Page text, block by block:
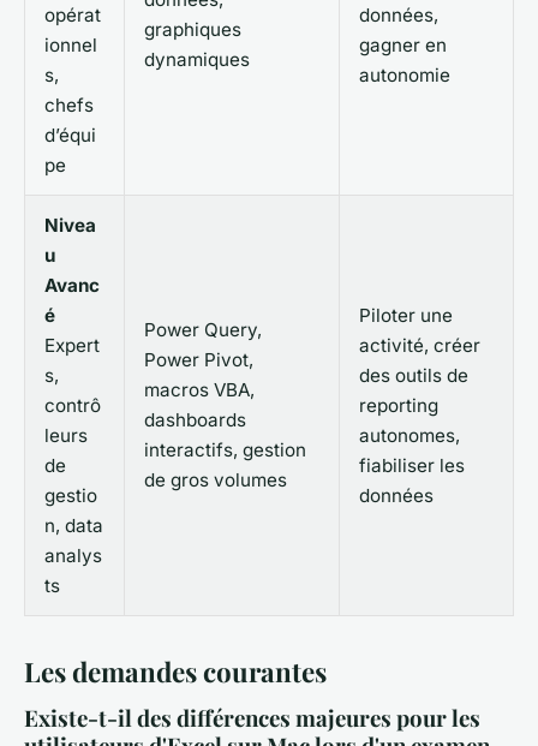
opérat
ionnel
s,
chefs
d’équi
pe
graphiques
dynamiques
données,
gagner en
autonomie
Nivea
u
Avanc
é
Expert
s,
contrô
leurs
de
gestio
n, data
analys
ts
Power Query,
Power Pivot,
macros VBA,
dashboards
interactifs, gestion
de gros volumes
Piloter une
activité, créer
des outils de
reporting
autonomes,
fiabiliser les
données
Les demandes courantes
Existe-t-il des différences majeures pour les